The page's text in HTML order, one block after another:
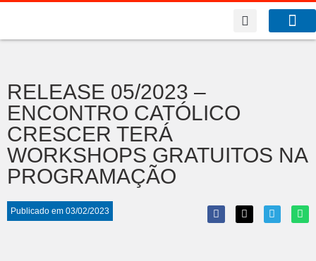
RELEASE 05/2023 –
ENCONTRO CATÓLICO
CRESCER TERÁ
WORKSHOPS GRATUITOS NA
PROGRAMAÇÃO
Publicado em 03/02/2023